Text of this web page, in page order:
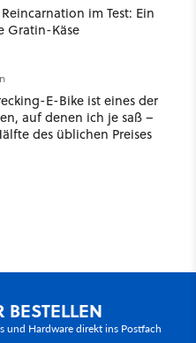
im Test: Ein
Gratin-Käse
E-Bike ist eines der
auf denen ich je saß –
des üblichen Preises
BESTELLEN
und Hardware direkt ins Postfach